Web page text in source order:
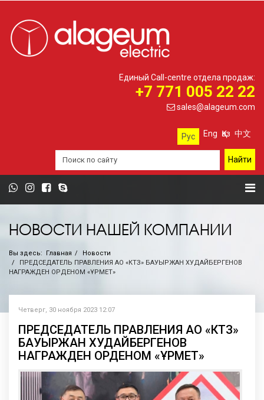
Единый Call-centre отдела продаж:
+7 771 005 22 22
sales@alageum.com
Рус Eng Қаз 中文
НОВОСТИ НАШЕЙ КОМПАНИИ
Вы здесь: Главная
Новости
ПРЕДСЕДАТЕЛЬ ПРАВЛЕНИЯ АО «КТЗ» БАУЫРЖАН ХУДАЙБЕРГЕНОВ
НАГРАЖДЕН ОРДЕНОМ «ҚҰРМЕТ»
Четверг, 30 ноября 2023 12:07
ПРЕДСЕДАТЕЛЬ ПРАВЛЕНИЯ АО «КТЗ»
БАУЫРЖАН ХУДАЙБЕРГЕНОВ
НАГРАЖДЕН ОРДЕНОМ «ҚҰРМЕТ»